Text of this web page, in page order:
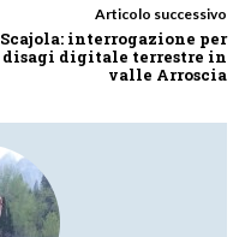
Articolo successivo
Scajola: interrogazione per
disagi digitale terrestre in
valle Arroscia